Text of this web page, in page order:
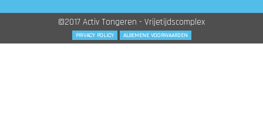
©2017 Activ Tongeren - Vrijetijdscomplex
PRIVACY POLICY ALGEMENE VOORWAARDEN